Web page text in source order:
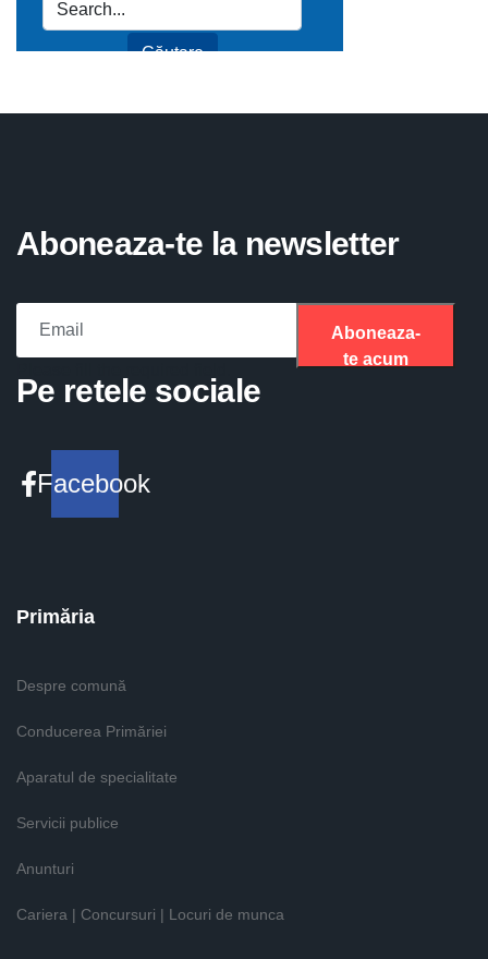
Aboneaza-te la newsletter
Aboneaza-
te acum
Pe retele sociale
Facebook
Primăria
Despre comună
Conducerea Primăriei
Aparatul de specialitate
Servicii publice
Anunturi
Cariera | Concursuri | Locuri de munca